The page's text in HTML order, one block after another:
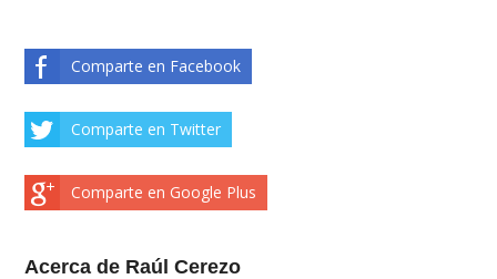
Comparte en Facebook
Comparte en Twitter
Comparte en Google Plus
Acerca de Raúl Cerezo